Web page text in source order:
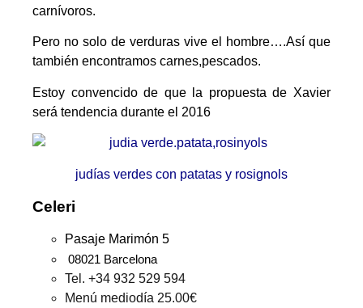
carnívoros.
Pero no solo de verduras vive el hombre….Así que
también encontramos carnes,pescados.
Estoy convencido de que la propuesta de Xavier
será tendencia durante el 2016
judías verdes con patatas y rosignols
Celeri
Pasaje Marimón 5
08021 Barcelona
Tel. +34 932 529 594
Menú mediodía 25.00€